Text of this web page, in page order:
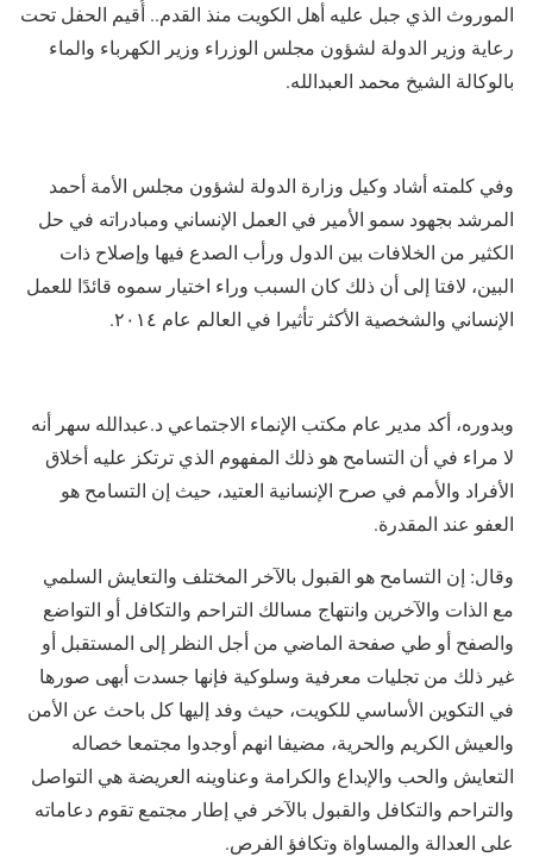
الموروث الذي جبل عليه أهل الكويت منذ القدم.. أُقيم الحفل تحت
رعاية وزير الدولة لشؤون مجلس الوزراء وزير الكهرباء والماء
بالوكالة الشيخ محمد العبدالله.
وفي كلمته أشاد وكيل وزارة الدولة لشؤون مجلس الأمة أحمد
المرشد بجهود سمو الأمير في العمل الإنساني ومبادراته في حل
الكثير من الخلافات بين الدول ورأب الصدع فيها وإصلاح ذات
البين، لافتا إلى أن ذلك كان السبب وراء اختيار سموه قائدًا للعمل
الإنساني والشخصية الأكثر تأثيرا في العالم عام ٢٠١٤.
وبدوره، أكد مدير عام مكتب الإنماء الاجتماعي د.عبدالله سهر أنه
لا مراء في أن التسامح هو ذلك المفهوم الذي ترتكز عليه أخلاق
الأفراد والأمم في صرح الإنسانية العتيد، حيث إن التسامح هو
العفو عند المقدرة.
وقال: إن التسامح هو القبول بالآخر المختلف والتعايش السلمي
مع الذات والآخرين وانتهاج مسالك التراحم والتكافل أو التواضع
والصفح أو طي صفحة الماضي من أجل النظر إلى المستقبل أو
غير ذلك من تجليات معرفية وسلوكية فإنها جسدت أبهى صورها
في التكوين الأساسي للكويت، حيث وفد إليها كل باحث عن الأمن
والعيش الكريم والحرية، مضيفا انهم أوجدوا مجتمعا خصاله
التعايش والحب والإبداع والكرامة وعناوينه العريضة هي التواصل
والتراحم والتكافل والقبول بالآخر في إطار مجتمع تقوم دعاماته
على العدالة والمساواة وتكافؤ الفرص.